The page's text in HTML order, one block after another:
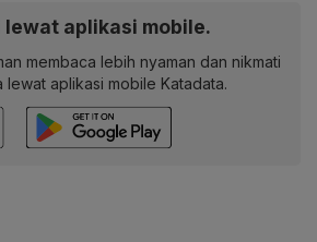
aplikasi mobile.
membaca lebih nyaman dan nikmati
lewat aplikasi mobile Katadata.